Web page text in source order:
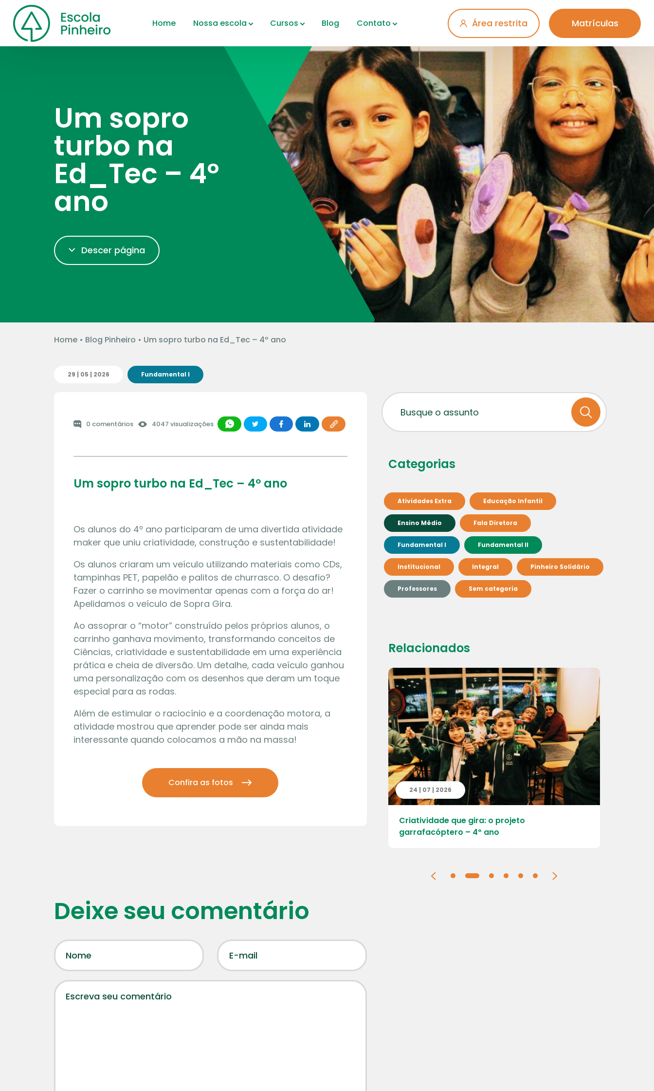
Home Nossa escola Cursos Blog Contato Área restrita Matrículas
Um sopro
turbo na
Ed_Tec – 4º
ano
Descer página
Home• Blog Pinheiro • Um sopro turbo na Ed_Tec – 4º ano
29 | 05 | 2026 Fundamental I
0 comentários 4047 visualizações
Um sopro turbo na Ed_Tec – 4º ano
Os alunos do 4º ano participaram de uma divertida atividade
maker que uniu criatividade, construção e sustentabilidade!
Os alunos criaram um veículo utilizando materiais como CDs,
tampinhas PET, papelão e palitos de churrasco. O desafio?
Fazer o carrinho se movimentar apenas com a força do ar!
Apelidamos o veículo de Sopra Gira.
Ao assoprar o “motor” construído pelos próprios alunos, o
carrinho ganhava movimento, transformando conceitos de
Ciências, criatividade e sustentabilidade em uma experiência
prática e cheia de diversão. Um detalhe, cada veículo ganhou
uma personalização com os desenhos que deram um toque
especial para as rodas.
Além de estimular o raciocínio e a coordenação motora, a
atividade mostrou que aprender pode ser ainda mais
interessante quando colocamos a mão na massa!
Confira as fotos
Deixe seu comentário
Categorias
Atividades Extra Educação Infantil
Ensino Médio Fala Diretora
Fundamental I Fundamental II
Institucional Integral Pinheiro Solidário
Professores Sem categoria
Relacionados
24 | 07 | 2026
Criatividade que gira: o projeto
garrafacóptero – 4º ano